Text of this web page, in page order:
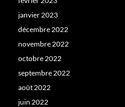
janvier 2023
décembre 2022
novembre 2022
octobre 2022
septembre 2022
août 2022
juin 2022